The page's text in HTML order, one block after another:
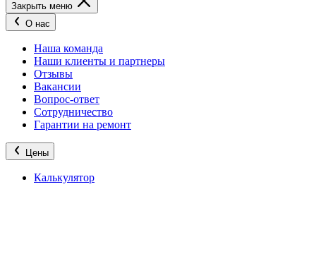
Закрыть меню
О нас
Наша команда
Наши клиенты и партнеры
Отзывы
Вакансии
Вопрос-ответ
Сотрудничество
Гарантии на ремонт
Цены
Калькулятор